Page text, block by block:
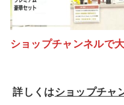
ショップチャンネルで
詳しくはショップチャ